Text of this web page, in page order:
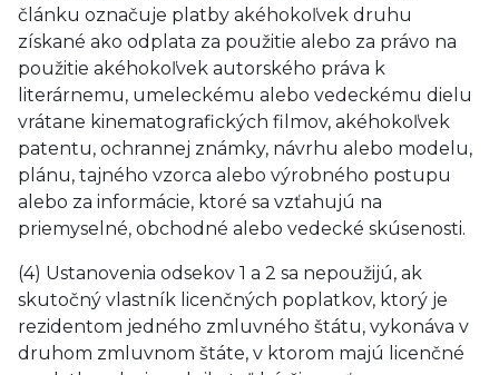
článku označuje platby akéhokoľvek druhu
získané ako odplata za použitie alebo za právo na
použitie akéhokoľvek autorského práva k
literárnemu, umeleckému alebo vedeckému dielu
vrátane kinematografických filmov, akéhokoľvek
patentu, ochrannej známky, návrhu alebo modelu,
plánu, tajného vzorca alebo výrobného postupu
alebo za informácie, ktoré sa vzťahujú na
priemyselné, obchodné alebo vedecké skúsenosti.
(4) Ustanovenia odsekov 1 a 2 sa nepoužijú, ak
skutočný vlastník licenčných poplatkov, ktorý je
rezidentom jedného zmluvného štátu, vykonáva v
druhom zmluvnom štáte, v ktorom majú licenčné